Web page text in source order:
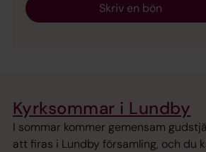
Skriv en bön
Kyrksommar i Lundby
I sommar kommer gemensam
att firas i Lundby församling, och du